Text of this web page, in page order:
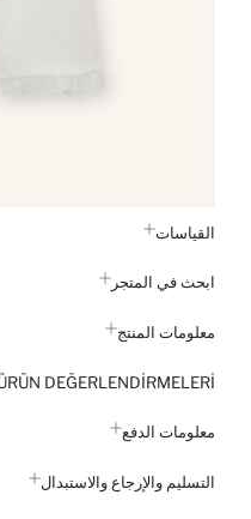
القياسات
ابحث في المتجر
معلومات المنتج
DEĞERLENDİRMELERİ
معلومات الدفع
التسليم والإرجاع والاستبدال